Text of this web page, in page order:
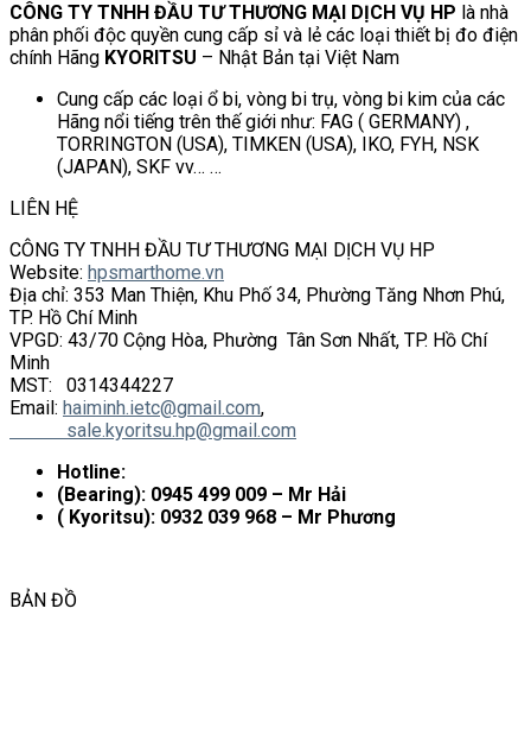
CÔNG TY TNHH ĐẦU TƯ THƯƠNG MẠI DỊCH VỤ HP là nhà
phân phối độc quyền cung cấp sỉ và lẻ các loại thiết bị đo điện
chính Hãng KYORITSU – Nhật Bản tại Việt Nam
Cung cấp các loại ổ bi, vòng bi trụ, vòng bi kim của các
Hãng nổi tiếng trên thế giới như: FAG ( GERMANY) ,
TORRINGTON (USA), TIMKEN (USA), IKO, FYH, NSK
(JAPAN), SKF vv… …
LIÊN HỆ
CÔNG TY TNHH ĐẦU TƯ THƯƠNG MẠI DỊCH VỤ HP
Website: hpsmarthome.vn
Địa chỉ: 353 Man Thiện, Khu Phố 34, Phường Tăng Nhơn Phú,
TP. Hồ Chí Minh
VPGD: 43/70 Cộng Hòa, Phường Tân Sơn Nhất, TP. Hồ Chí
Minh
MST: 0314344227
Email: haiminh.ietc@gmail.com,
sale.kyoritsu.hp@gmail.com
Hotline:
(Bearing): 0945 499 009 – Mr Hải
( Kyoritsu): 0932 039 968 – Mr Phương
BẢN ĐỒ